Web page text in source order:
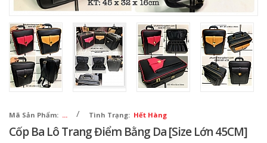
Mã Sản Phẩm: ... / Tình Trạng: Hết Hàng
Cốp Ba Lô Trang Điểm Bằng Da [Size Lớn 45CM]